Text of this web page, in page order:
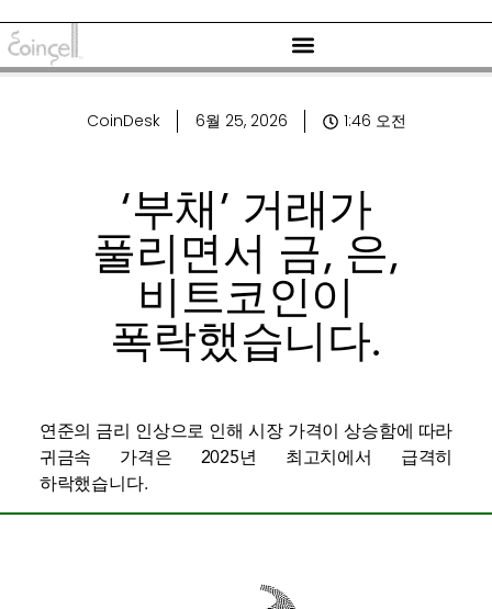
CoinDesk 6월 25, 2026 1:46 오전
‘부채’ 거래가
풀리면서 금, 은,
비트코인이
폭락했습니다.
연준의 금리 인상으로 인해 시장 가격이 상승함에 따라
귀금속 가격은 2025년 최고치에서 급격히
하락했습니다.